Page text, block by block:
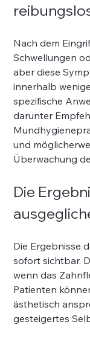
Nach dem
Schwellungen
aber diese
innerhalb
spezifische
darunter
und
Überwachung
Die
Die Ergebnisse
sofort sichtbar.
wenn das
Patienten
ästhetisch
gesteigertes